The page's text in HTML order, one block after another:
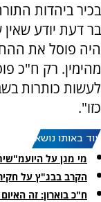
בר דעת יודע שאין
היה פוסל את
מהימין. רק ח"כ
לעשות כותרות
כזו".
עוד באותו נושא:
מי מגן על
הקרב בבג"ץ על
ח"כ בוארון: זה